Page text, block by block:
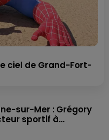
ciel de Grand-Fort-
sur-Mer : Grégory
sportif à...